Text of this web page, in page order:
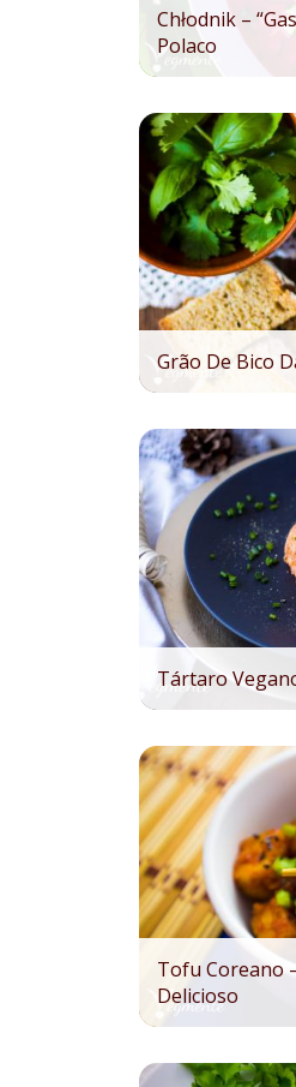
Chłodnik –
Polaco
Grão De Bico
Tártaro
Tofu Coreano
Delicioso